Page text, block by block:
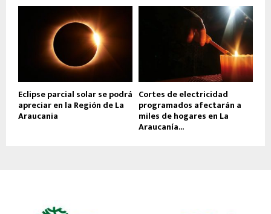
Eclipse parcial solar se podrá
apreciar en la Región de La
Araucania
Cortes de electricidad
programados afectarán a
miles de hogares en La
Araucanía...